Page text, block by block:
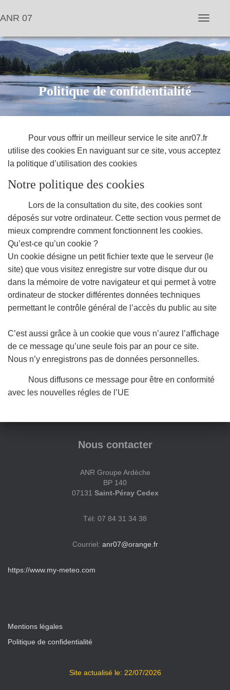
ANR 07
i
e
r
l
g
a
Politique de confidentialité
Pour vous offrir un meilleur service le site anr07.fr
utilise des cookies En naviguant sur ce site, vous acceptez
la politique d’utilisation des cookies
Notre politique des cookies
Lors de la consultation du site, des cookies sont
déposés sur votre ordinateur. Cette section vous permet de
mieux comprendre comment fonctionnent les cookies.
Qu’est-ce qu’un cookie ?
Un cookie désigne un petit fichier texte que le serveur (le
site) que vous visitez enregistre sur votre disque dur ou
dans la mémoire de votre navigateur et qui permet à votre
ordinateur de stocker différentes données techniques
permettant le contrôle général de l’accès du public au site
C’est aussi grâce à un cookie que vous n’aurez l’affichage
de ce message qu’une seule fois par an pour ce site.
Nous n’y enregistrons pas de données personnelles.
Nous diffusons ce message pour être en conformité
avec les nouvelles régles de l’UE
Nous contacter
ANR Groupe Ardèche
BP 140
07131 Saint-Péray Cedex
Tél: 07 84 31 34 38
Courriel: anr07@orange.fr
https://www.my-meteo.com
Mentions légales
Politique de confidentialité
Site actualisé le: 22/07/2026